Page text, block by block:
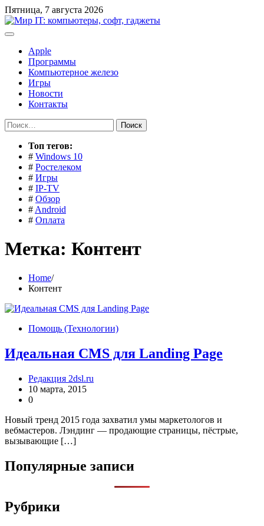
Перейти
к
содержимому
Пятница, 7 августа 2026
Apple
Программы
Компьютерное железо
Игры
Новости
Контакты
Найти:
Toп тегов:
# Windows 10
# Ростелеком
# Игры
# IP-TV
# Обзор
# Android
# Оплата
Метка: Контент
Home
Контент
Помощь (Технологии)
Идеальная CMS для Landing Page
Редакция 2dsl.ru
10 марта, 2015
0
Новый тренд 2015 года захватил умы маркетологов и
вебмастеров. Лэндинг — продающие страницы, пёстрые,
вызывающие […]
Популярные записи
Рубрики